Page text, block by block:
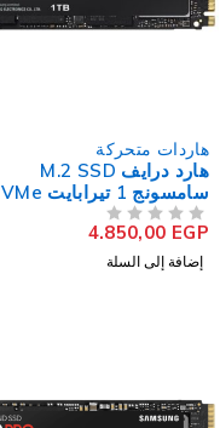
هاردات متحركة
هارد درايف M.2 SSD
سامسونج 1 تيرابايت NVMe
PCIe 970 EVO Plus
4.850,00EGP
إضافة إلى السلة